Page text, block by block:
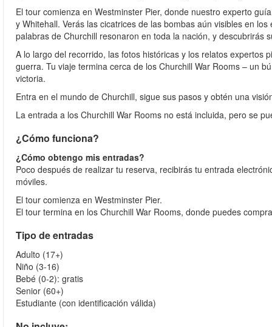
El tour comienza en Westminster Pier, donde nuestro experto
y Whitehall. Verás las cicatrices de las bombas aún visibles en
palabras de Churchill resonaron en toda la nación, y descubrirás
A lo largo del recorrido, las fotos históricas y los relatos
guerra. Tu viaje termina cerca de los Churchill War Rooms – un
victoria.
Entra en el mundo de Churchill, sigue sus pasos y obtén una
La entrada a los Churchill War Rooms no está incluida, pero se
¿Cómo funciona?
¿Cómo obtengo mis entradas?
Poco después de realizar tu reserva, recibirás tu entrada
móviles.
El tour comienza en Westminster Pier.
El tour termina en los Churchill War Rooms, donde puedes
Tipo de entradas
Adulto (17+)
Niño (3-16)
Bebé (0-2): gratis
Senior (60+)
Estudiante (con identificación válida)